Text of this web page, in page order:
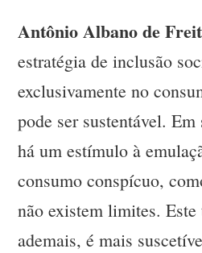
Antônio Albano de
estratégia de inclusão
exclusivamente no
pode ser sustentável.
há um estímulo à
consumo conspícuo,
não existem limites.
ademais, é mais